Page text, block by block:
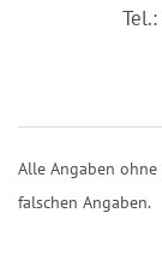
Alle Angaben
falschen Angaben.